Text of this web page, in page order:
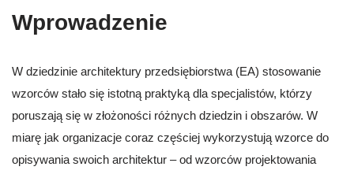
Wprowadzenie
W dziedzinie architektury przedsiębiorstwa (EA) stosowanie
wzorców stało się istotną praktyką dla specjalistów, którzy
poruszają się w złożoności różnych dziedzin i obszarów. W
miarę jak organizacje coraz częściej wykorzystują wzorce do
opisywania swoich architektur – od wzorców projektowania